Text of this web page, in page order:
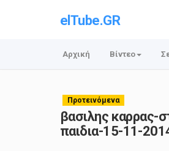
elTube.GR
Αρχική Βίντεο
Προτεινόμενα
βασιλης καρρας-
παιδια-15-11-